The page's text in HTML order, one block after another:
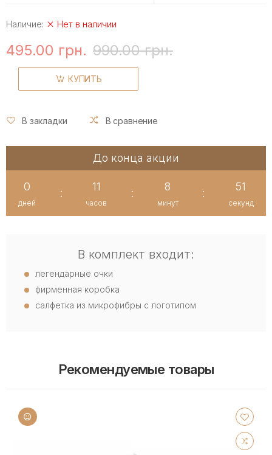
Наличие: Нет в наличии
495.00 грн. 990.00 грн.
КУПИТЬ
В закладки В сравнение
До конца акции
0
дней
:
11
часов
:
8
минут
:
50
секунд
В комплект входит:
легендарные очки
фирменная коробка
салфетка из микрофибры с логотипом
Рекомендуемые товары